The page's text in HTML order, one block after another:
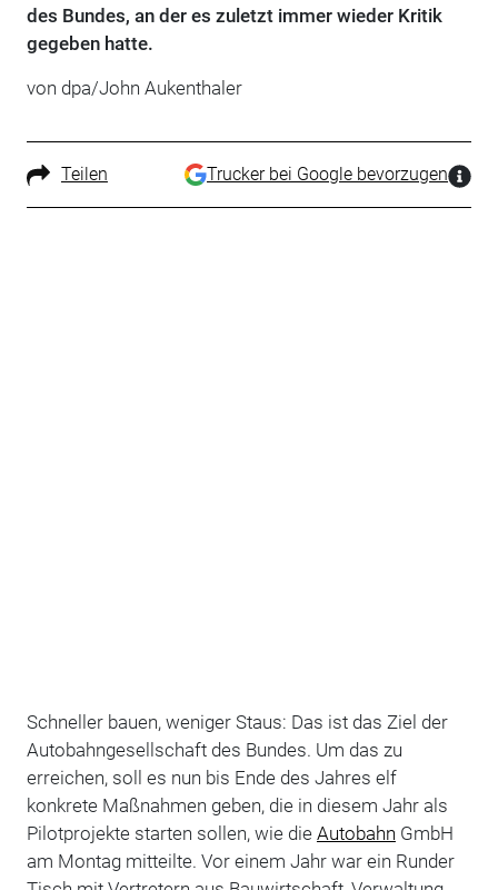
des Bundes, an der es zuletzt immer wieder Kritik
gegeben hatte.
von dpa/John Aukenthaler
Teilen Trucker bei Google bevorzugen
Schneller bauen, weniger Staus: Das ist das Ziel der
Autobahngesellschaft des Bundes. Um das zu
erreichen, soll es nun bis Ende des Jahres elf
konkrete Maßnahmen geben, die in diesem Jahr als
Pilotprojekte starten sollen, wie die Autobahn GmbH
am Montag mitteilte. Vor einem Jahr war ein Runder